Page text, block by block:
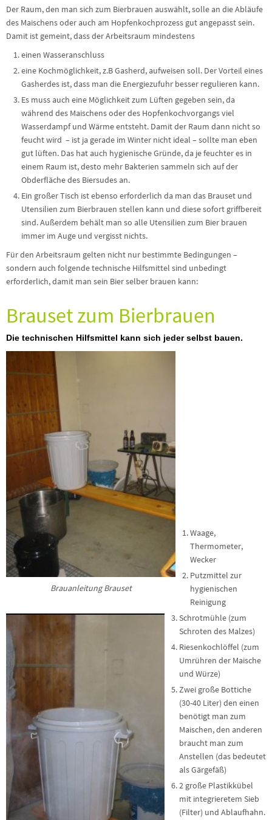
Der Raum, den man sich zum Bierbrauen auswählt, solle an die Abläufe
des Maischens oder auch am Hopfenkochprozess gut angepasst sein.
Damit ist gemeint, dass der Arbeitsraum mindestens
einen Wasseranschluss
eine Kochmöglichkeit, z.B Gasherd, aufweisen soll. Der Vorteil eines
Gasherdes ist, dass man die Energiezufuhr besser regulieren kann.
Es muss auch eine Möglichkeit zum Lüften gegeben sein, da
während des Maischens oder des Hopfenkochvorgangs viel
Wasserdampf und Wärme entsteht. Damit der Raum dann nicht so
feucht wird – ist ja gerade im Winter nicht ideal – sollte man eben
gut lüften. Das hat auch hygienische Gründe, da je feuchter es in
einem Raum ist, desto mehr Bakterien sammeln sich auf der
Obderfläche des Biersudes an.
Ein großer Tisch ist ebenso erforderlich da man das Brauset und
Utensilien zum Bierbrauen stellen kann und diese sofort griffbereit
sind. Außerdem behält man so alle Utensilien zum Bier brauen
immer im Auge und vergisst nichts.
Für den Arbeitsraum gelten nicht nur bestimmte Bedingungen –
sondern auch folgende technische Hilfsmittel sind unbedingt
erforderlich, damit man sein Bier selber brauen kann:
Brauset zum Bierbrauen
Die technischen Hilfsmittel kann sich jeder selbst bauen.
Brauanleitung Brauset
Waage,
Thermometer,
Wecker
Putzmittel zur
hygienischen
Reinigung
Schrotmühle (zum
Schroten des Malzes)
Riesenkochlöffel (zum
Umrühren der Maische
und Würze)
Zwei große Bottiche
(30-40 Liter) den einen
benötigt man zum
Maischen, den anderen
braucht man zum
Anstellen (das bedeutet
als Gärgefäß)
2 große Plastikkübel
mit integrieretem Sieb
(Filter) und Ablaufhahn.